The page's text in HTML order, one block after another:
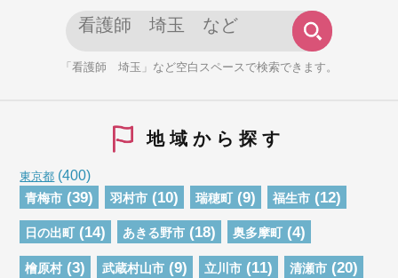
「看護師 埼玉」など空白スペースで検索できます。
地域から探す
東京都 (400)
青梅市 (39) 羽村市 (10) 瑞穂町 (9) 福生市 (12)
日の出町 (14) あきる野市 (18) 奥多摩町 (4)
檜原村 (3) 武蔵村山市 (9) 立川市 (11) 清瀬市 (20)